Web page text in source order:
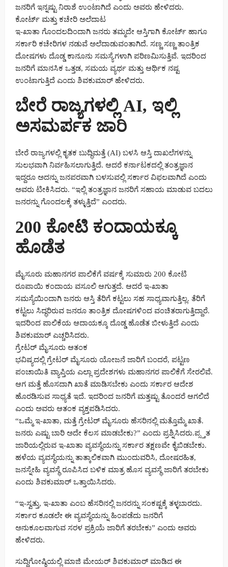
ಜನರಿಗೆ ಇನ್ನಷ್ಟು ನಿರಾಶೆ ಉಂಟಾಗಿದೆ ಎಂದು ಅವರು ಹೇಳಿದರು.
ಕೋರ್ಟ್ ಮತ್ತು ಕಚೇರಿ ಅಲೆದಾಟ
ಇ-ಖಾತಾ ಗೊಂದಲದಿಂದಾಗಿ ಜನರು ತಮ್ಮದೇ ಆಸ್ತಿಗಾಗಿ ಕೋರ್ಟ್ ಹಾಗೂ
ಸರ್ಕಾರಿ ಕಚೇರಿಗಳ ನಡುವೆ ಅಲೆದಾಡುವಂತಾಗಿದೆ. ಸಣ್ಣ ಸಣ್ಣ ತಾಂತ್ರಿಕ
ದೋಷಗಳು ದೊಡ್ಡ ಕಾನೂನು ಸಮಸ್ಯೆಗಳಾಗಿ ಪರಿಣಮಿಸುತ್ತಿವೆ. ಇದರಿಂದ
ಜನರಿಗೆ ಮಾನಸಿಕ ಒತ್ತಡ, ಸಮಯ ವ್ಯರ್ಥ ಮತ್ತು ಆರ್ಥಿಕ ನಷ್ಟ
ಉಂಟಾಗುತ್ತಿದೆ ಎಂದು ಶಿವಕುಮಾರ್ ಹೇಳಿದರು.
ಬೇರೆ ರಾಜ್ಯಗಳಲ್ಲಿ AI, ಇಲ್ಲಿ
ಅಸಮರ್ಪಕ ಜಾರಿ
ಬೇರೆ ರಾಜ್ಯಗಳಲ್ಲಿ ಕೃತಕ ಬುದ್ಧಿಮತ್ತೆ (AI) ಬಳಸಿ ಆಸ್ತಿ ದಾಖಲೆಗಳನ್ನು
ಸುಲಭವಾಗಿ ನಿರ್ವಹಿಸಲಾಗುತ್ತಿದೆ. ಆದರೆ ಕರ್ನಾಟಕದಲ್ಲಿ ತಂತ್ರಜ್ಞಾನ
ಇದ್ದರೂ ಅದನ್ನು ಜನಪರವಾಗಿ ಬಳಸುವಲ್ಲಿ ಸರ್ಕಾರ ವಿಫಲವಾಗಿದೆ ಎಂದು
ಅವರು ಟೀಕಿಸಿದರು. “ಇಲ್ಲಿ ತಂತ್ರಜ್ಞಾನ ಜನರಿಗೆ ಸಹಾಯ ಮಾಡುವ ಬದಲು
ಜನರನ್ನು ಗೊಂದಲಕ್ಕೆ ತಳ್ಳುತ್ತಿದೆ” ಎಂದರು.
200 ಕೋಟಿ ಕಂದಾಯಕ್ಕೂ
ಹೊಡೆತ
ಮೈಸೂರು ಮಹಾನಗರ ಪಾಲಿಕೆಗೆ ವರ್ಷಕ್ಕೆ ಸುಮಾರು 200 ಕೋಟಿ
ರೂಪಾಯಿ ಕಂದಾಯ ವಸೂಲಿ ಆಗುತ್ತದೆ. ಆದರೆ ಇ-ಖಾತಾ
ಸಮಸ್ಯೆಯಿಂದಾಗಿ ಜನರು ಆಸ್ತಿ ತೆರಿಗೆ ಕಟ್ಟಲು ಸಹ ಸಾಧ್ಯವಾಗುತ್ತಿಲ್ಲ. ತೆರಿಗೆ
ಕಟ್ಟಲು ಸಿದ್ಧರಿರುವ ಜನರೂ ತಾಂತ್ರಿಕ ದೋಷಗಳಿಂದ ವಂಚಿತರಾಗುತ್ತಿದ್ದಾರೆ.
ಇದರಿಂದ ಪಾಲಿಕೆಯ ಆದಾಯಕ್ಕೂ ದೊಡ್ಡ ಹೊಡೆತ ಬೀಳುತ್ತಿದೆ ಎಂದು
ಶಿವಕುಮಾರ್ ಎಚ್ಚರಿಸಿದರು.
ಗ್ರೇಟರ್ ಮೈಸೂರು ಆತಂಕ
ಭವಿಷ್ಯದಲ್ಲಿ ಗ್ರೇಟರ್ ಮೈಸೂರು ಯೋಜನೆ ಜಾರಿಗೆ ಬಂದರೆ, ಪಟ್ಟಣ
ಪಂಚಾಯಿತಿ ವ್ಯಾಪ್ತಿಯ ಎಲ್ಲಾ ಪ್ರದೇಶಗಳು ಮಹಾನಗರ ಪಾಲಿಕೆಗೆ ಸೇರಲಿವೆ.
ಆಗ ಮತ್ತೆ ಹೊಸದಾಗಿ ಖಾತೆ ಮಾಡಿಸಬೇಕು ಎಂದು ಸರ್ಕಾರ ಆದೇಶ
ಹೊರಡಿಸುವ ಸಾಧ್ಯತೆ ಇದೆ. ಇದರಿಂದ ಜನರಿಗೆ ಮತ್ತಷ್ಟು ತೊಂದರೆ ಆಗಲಿದೆ
ಎಂದು ಅವರು ಆತಂಕ ವ್ಯಕ್ತಪಡಿಸಿದರು.
“ಒಮ್ಮೆ ಇ-ಖಾತಾ, ಮತ್ತೆ ಗ್ರೇಟರ್ ಮೈಸೂರು ಹೆಸರಿನಲ್ಲಿ ಮತ್ತೊಮ್ಮೆ ಖಾತೆ.
ಜನರು ಎಷ್ಟು ಬಾರಿ ಅದೇ ಕೆಲಸ ಮಾಡಬೇಕು?” ಎಂದು ಪ್ರಶ್ನಿಸಿದರು.ಪ್ಸ್ತತ
ಜಾರಿಯಲ್ಲಿರುವ ಇ-ಖಾತಾ ವ್ಯವಸ್ಥೆಯನ್ನು ಸರ್ಕಾರ ತಕ್ಷಣವೇ ಕೈಬಿಡಬೇಕು.
ಹಳೆಯ ವ್ಯವಸ್ಥೆಯನ್ನು ತಾತ್ಕಾಲಿಕವಾಗಿ ಮುಂದುವರಿಸಿ, ದೋಷರಹಿತ,
ಜನಸ್ನೇಹಿ ವ್ಯವಸ್ಥೆ ರೂಪಿಸಿದ ಬಳಿಕ ಮಾತ್ರ ಹೊಸ ವ್ಯವಸ್ಥೆ ಜಾರಿಗೆ ತರಬೇಕು
ಎಂದು ಶಿವಕುಮಾರ್ ಒತ್ತಾಯಿಸಿದರು.
“ಇ-ಸ್ವತ್ತು, ಇ-ಖಾತಾ ಎಂಬ ಹೆಸರಿನಲ್ಲಿ ಜನರನ್ನು ಸಂಕಷ್ಟಕ್ಕೆ ತಳ್ಳಬಾರದು.
ಸರ್ಕಾರ ಕೂಡಲೇ ಈ ವ್ಯವಸ್ಥೆಯನ್ನು ಹಿಂಪಡೆದು ಜನರಿಗೆ
ಅನುಕೂಲವಾಗುವ ಸರಳ ಪ್ರಕ್ರಿಯೆ ಜಾರಿಗೆ ತರಬೇಕು” ಎಂದು ಅವರು
ಹೇಳಿದರು.
ಸುದ್ದಿಗೋಷ್ಠಿಯಲ್ಲಿ ಮಾಜಿ ಮೇಯರ್ ಶಿವಕುಮಾರ್ ಮಾಡಿದ ಈ